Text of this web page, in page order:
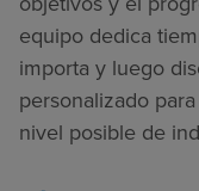
equipo dedica
importa y luego
personalizado
nivel posible de